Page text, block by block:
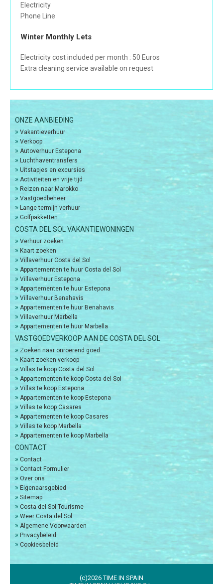
Electricity
Phone Line
Winter Monthly Lets
Electricity cost included per month : 50 Euros
Extra cleaning service available on request
ONZE AANBIEDING
» Vakantieverhuur
» Verkoop
» Autoverhuur Estepona
» Luchthaventransfers
» Uitstapjes en excursies
» Activiteiten en vrije tijd
» Reizen naar Marokko
» Vastgoedbeheer
» Lange termijn verhuur
» Golfpakketten
COSTA DEL SOL VAKANTIEWONINGEN
» Verhuur zoeken
» Kaart zoeken
» Villaverhuur Costa del Sol
» Appartementen te huur Costa del Sol
» Villaverhuur Estepona
» Appartementen te huur Estepona
» Villaverhuur Benahavis
» Appartementen te huur Benahavis
» Villaverhuur Marbella
» Appartementen te huur Marbella
VASTGOEDVERKOOP AAN DE COSTA DEL SOL
» Zoeken naar onroerend goed
» Kaart zoeken verkoop
» Villas te koop Costa del Sol
» Appartementen te koop Costa del Sol
» Villas te koop Estepona
» Appartementen te koop Estepona
» Villas te koop Casares
» Appartementen te koop Casares
» Villas te koop Marbella
» Appartementen te koop Marbella
CONTACT
» Contact
» Contact Formulier
» Over ons
» Eigenaarsgebied
» Sitemap
» Costa del Sol Tourisme
» Weer Costa del Sol
» Algemene Voorwaarden
» Privacybeleid
» Cookiesbeleid
(c)2026 TIME IN SPAIN